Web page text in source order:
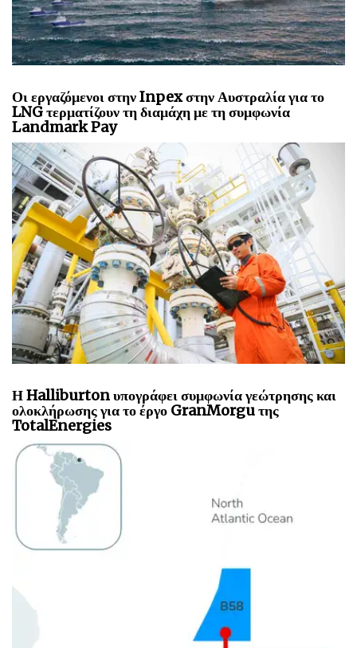
Οι εργαζόμενοι στην Inpex στην Αυστραλία για το
LNG τερματίζουν τη διαμάχη με τη συμφωνία
Landmark Pay
Η Halliburton υπογράφει συμφωνία γεώτρησης και
ολοκλήρωσης για το έργο GranMorgu της
TotalEnergies